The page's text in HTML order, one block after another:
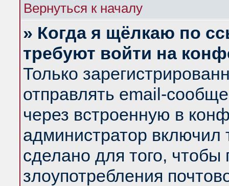
Вернуться к началу
» Когда я щёлкаю по
требуют войти на
Только
отправлять email-
через встроенную в
администратор
сделано для того, чтобы
злоупотребления